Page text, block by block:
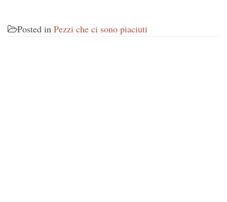
Posted in Pezzi che ci sono piaciuti